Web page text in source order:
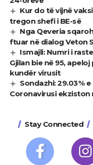
Kur do të vijnë
tregon shefi i BE-së
Nga Qeveria
ftuar në dialog Veton
Ismajli: Numri i
Gjilan bie në 95,
kundër virusit​
Sondazhi: 29.03%
Coronavirusi ekziston
Stay Connected